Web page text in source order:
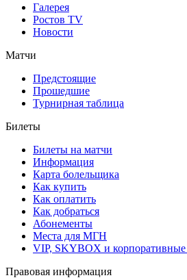
Галерея
Ростов TV
Новости
Матчи
Предстоящие
Прошедшие
Турнирная таблица
Билеты
Билеты на матчи
Информация
Карта болельщика
Как купить
Как оплатить
Как добраться
Абонементы
Места для МГН
VIP, SKYBOX и
Правовая информация